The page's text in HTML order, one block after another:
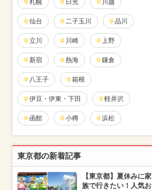
札幌 日光 川越
仙台 二子玉川 品川
立川 川崎 上野
新宿 熱海 鎌倉
八王子 箱根
伊豆・伊東・下田 軽井沢
函館 小樽 浜松
東京都の新着記事
【東京都】夏休みに家
族で行きたい！人気お